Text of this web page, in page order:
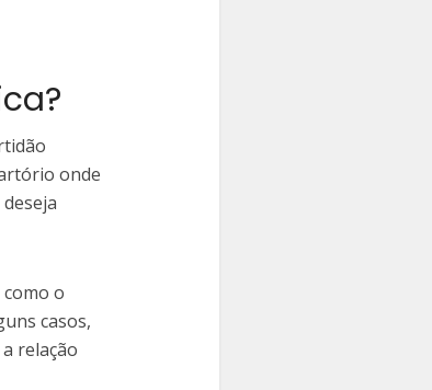
onde
o
casos,
relação